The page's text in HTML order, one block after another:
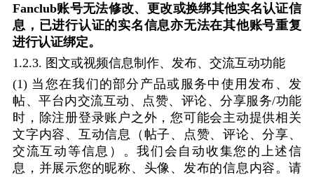
Fanclub账号无法修改、更改或换绑其他实名认证信
息，已进行认证的实名信息亦无法在其他账号重复
进行认证绑定。
1.2.3. 图文或视频信息制作、发布、交流互动功能
(1) 当您在我们的部分产品或服务中使用发布、发
帖、平台内交流互动、点赞、评论、分享服务/功能
时，除注册登录账户之外，您可能会主动提供相关
文字内容、互动信息（帖子、点赞、评论、分享、
交流互动等信息）。我们会自动收集您的上述信
息，并展示您的昵称、头像、发布的信息内容。请